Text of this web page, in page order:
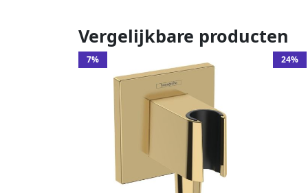
Vergelijkbare producten
7% 24%